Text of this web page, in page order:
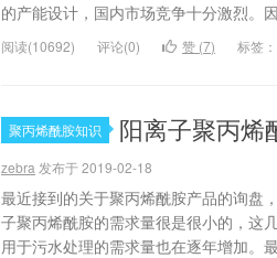
的产能设计，国内市场竞争十分激烈。
阅读(10692) 评论(0) 赞 (7) 标签：
聚丙烯酰胺知识 阳离子聚丙烯
zebra 发布于 2019-02-18
最近接到的关于聚丙烯酰胺产品的询盘
子聚丙烯酰胺的需求量很是很小的，这
用于污水处理的需求量也在逐年增加。